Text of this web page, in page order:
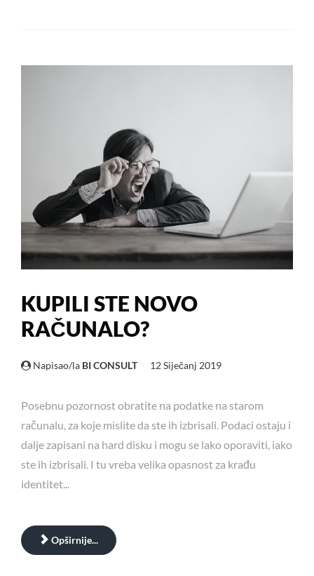
KUPILI STE NOVO
RAČUNALO?
Napisao/la BI CONSULT 12 Siječanj 2019
Posebnu pozornost obratite na podatke na starom
računalu, za koje mislite da ste ih izbrisali. Podaci ostaju i
dalje zapisani na hard disku i mogu se lako oporaviti, iako
ste ih izbrisali. I tu vreba velika opasnost za krađu
identitet...
Opširnije...